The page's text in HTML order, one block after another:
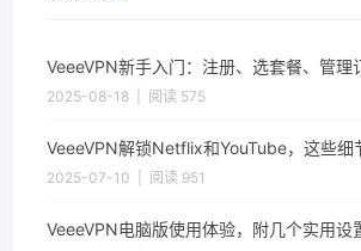
VeeeVPN新手入门：注册、选套餐、管理
2025-08-18 | 阅读 575
VeeeVPN解锁Netflix和YouTube，这些细
2025-07-10 | 阅读 951
VeeeVPN电脑版使用体验，附几个实用设